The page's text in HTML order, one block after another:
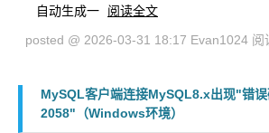
自动生成一
阅读全文
posted @ 2026-03-31 18:17 Evan1024 阅
MySQL客户端连接MySQL8.x出现"错
2058"（Windows环境）